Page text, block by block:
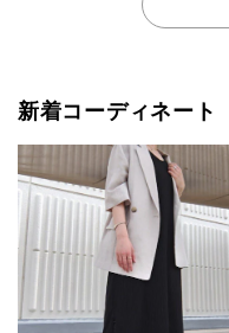
新着コーディネート